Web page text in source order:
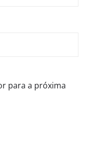
para a próxima